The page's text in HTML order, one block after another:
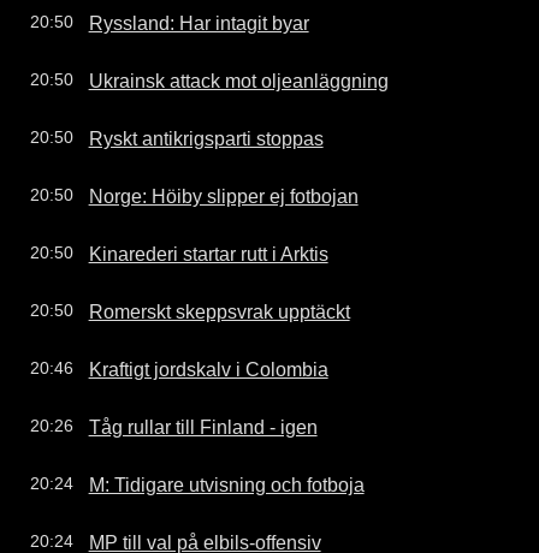
20:50 Ryssland: Har intagit byar
20:50 Ukrainsk attack mot oljeanläggning
20:50 Ryskt antikrigsparti stoppas
20:50 Norge: Höiby slipper ej fotbojan
20:50 Kinarederi startar rutt i Arktis
20:50 Romerskt skeppsvrak upptäckt
20:46 Kraftigt jordskalv i Colombia
20:26 Tåg rullar till Finland - igen
20:24 M: Tidigare utvisning och fotboja
20:24 MP till val på elbils-offensiv